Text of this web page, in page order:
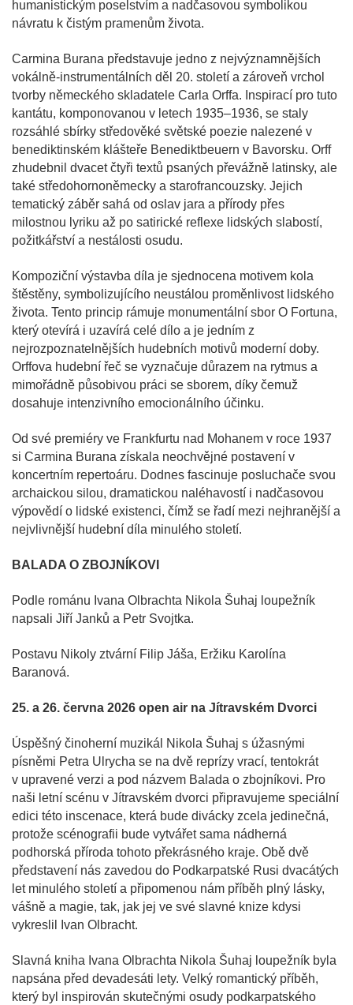
humanistickým poselstvím a nadčasovou symbolikou
návratu k čistým pramenům života.
Carmina Burana představuje jedno z nejvýznamnějších
vokálně-instrumentálních děl 20. století a zároveň vrchol
tvorby německého skladatele Carla Orffa. Inspirací pro tuto
kantátu, komponovanou v letech 1935–1936, se staly
rozsáhlé sbírky středověké světské poezie nalezené v
benediktinském klášteře Benediktbeuern v Bavorsku. Orff
zhudebnil dvacet čtyři textů psaných převážně latinsky, ale
také středohornoněmecky a starofrancouzsky. Jejich
tematický záběr sahá od oslav jara a přírody přes
milostnou lyriku až po satirické reflexe lidských slabostí,
požitkářství a nestálosti osudu.
Kompoziční výstavba díla je sjednocena motivem kola
štěstěny, symbolizujícího neustálou proměnlivost lidského
života. Tento princip rámuje monumentální sbor O Fortuna,
který otevírá i uzavírá celé dílo a je jedním z
nejrozpoznatelnějších hudebních motivů moderní doby.
Orffova hudební řeč se vyznačuje důrazem na rytmus a
mimořádně působivou práci se sborem, díky čemuž
dosahuje intenzivního emocionálního účinku.
Od své premiéry ve Frankfurtu nad Mohanem v roce 1937
si Carmina Burana získala neochvějné postavení v
koncertním repertoáru. Dodnes fascinuje posluchače svou
archaickou silou, dramatickou naléhavostí i nadčasovou
výpovědí o lidské existenci, čímž se řadí mezi nejhranější a
nejvlivnější hudební díla minulého století.
BALADA O ZBOJNÍKOVI
Podle románu Ivana Olbrachta Nikola Šuhaj loupežník
napsali Jiří Janků a Petr Svojtka.
Postavu Nikoly ztvární Filip Jáša, Eržiku Karolína
Baranová.
25. a 26. června 2026 open air na Jítravském Dvorci
Úspěšný činoherní muzikál Nikola Šuhaj s úžasnými
písněmi Petra Ulrycha se na dvě reprízy vrací, tentokrát
v upravené verzi a pod názvem Balada o zbojníkovi. Pro
naši letní scénu v Jítravském dvorci připravujeme speciální
edici této inscenace, která bude divácky zcela jedinečná,
protože scénografii bude vytvářet sama nádherná
podhorská příroda tohoto překrásného kraje. Obě dvě
představení nás zavedou do Podkarpatské Rusi dvacátých
let minulého století a připomenou nám příběh plný lásky,
vášně a magie, tak, jak jej ve své slavné knize kdysi
vykreslil Ivan Olbracht.
Slavná kniha Ivana Olbrachta Nikola Šuhaj loupežník byla
napsána před devadesáti lety. Velký romantický příběh,
který byl inspirován skutečnými osudy podkarpatského